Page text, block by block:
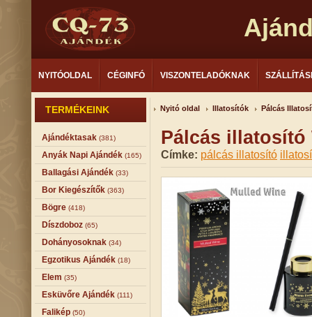
NYITÓOLDAL CÉGINFÓ VISZONTELADÓKNAK
TERMÉKEINK
Ajándéktasak (381)
Anyák Napi Ajándék (165)
Ballagási Ajándék (33)
Bor Kiegészítők (363)
Bögre (418)
Díszdoboz (65)
Dohányosoknak (34)
Egzotikus Ajándék (18)
Elem (35)
Esküvőre Ajándék (111)
Falikép (50)
Nyitó oldal Illatosítók Pálcás
Pálcás illatosító
Címke: pálcás illatosító